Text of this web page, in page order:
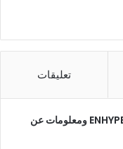
تعليقات
تقرير فرقة انهايبن | ENHYPEN ومعلومات عن